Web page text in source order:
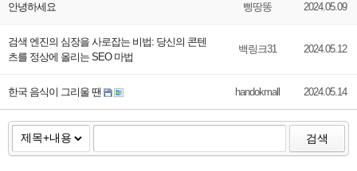
안녕하세요 삥땅똥 2024.05.09
검색 엔진의 심장을 사로잡는 비법: 당신의 콘텐
츠를 정상에 올리는 SEO 마법
백링크31 2024.05.12
한국 음식이 그리울 땐 handokmall 2024.05.14
검색